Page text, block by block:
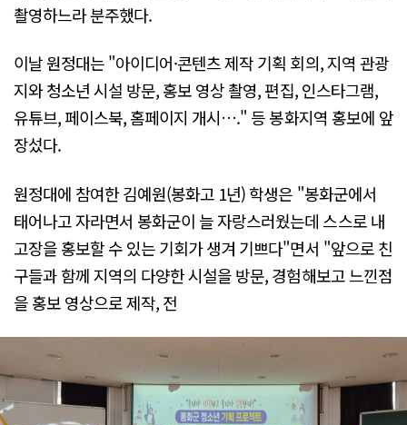
촬영하느라 분주했다.
이날 원정대는 "아이디어·콘텐츠 제작 기획 회의, 지역 관광
지와 청소년 시설 방문, 홍보 영상 촬영, 편집, 인스타그램,
유튜브, 페이스북, 홈페이지 개시…." 등 봉화지역 홍보에 앞
장섰다.
원정대에 참여한 김예원(봉화고 1년) 학생은 "봉화군에서
태어나고 자라면서 봉화군이 늘 자랑스러웠는데 스스로 내
고장을 홍보할 수 있는 기회가 생겨 기쁘다"면서 "앞으로 친
구들과 함께 지역의 다양한 시설을 방문, 경험해보고 느낀점
을 홍보 영상으로 제작, 전